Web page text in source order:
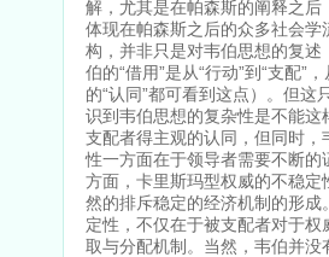
解，尤其是在帕森斯的阐释之
体现在帕森斯之后的众多社会
构，并非只是对韦伯思想的复
伯的“借用”是从“行动”到“支配”
的“认同”都可看到这点）。但
识到韦伯思想的复杂性是不能这
支配者得主观的认同，但同时
性一方面在于领导者需要不断
方面，卡里斯玛型权威的不稳
然的排斥稳定的经济机制的形
定性，不仅在于被支配者对于
取与分配机制。当然，韦伯并